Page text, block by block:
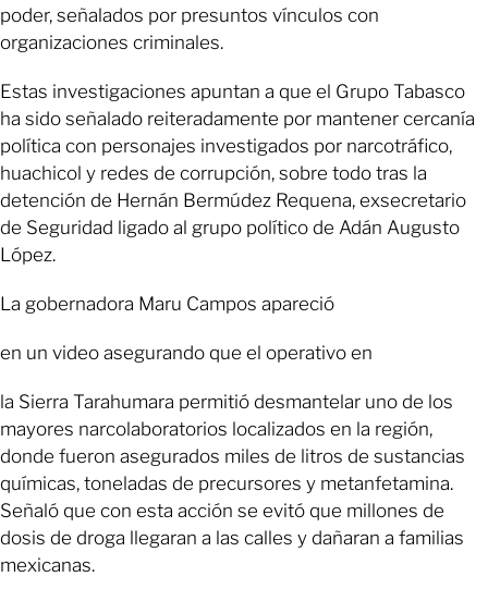
poder, señalados por presuntos vínculos con
organizaciones criminales.
Estas investigaciones apuntan a que el Grupo Tabasco
ha sido señalado reiteradamente por mantener cercanía
política con personajes investigados por narcotráfico,
huachicol y redes de corrupción, sobre todo tras la
detención de Hernán Bermúdez Requena, exsecretario
de Seguridad ligado al grupo político de Adán Augusto
López.
La gobernadora Maru Campos apareció
en un video asegurando que el operativo en
la Sierra Tarahumara permitió desmantelar uno de los
mayores narcolaboratorios localizados en la región,
donde fueron asegurados miles de litros de sustancias
químicas, toneladas de precursores y metanfetamina.
Señaló que con esta acción se evitó que millones de
dosis de droga llegaran a las calles y dañaran a familias
mexicanas.